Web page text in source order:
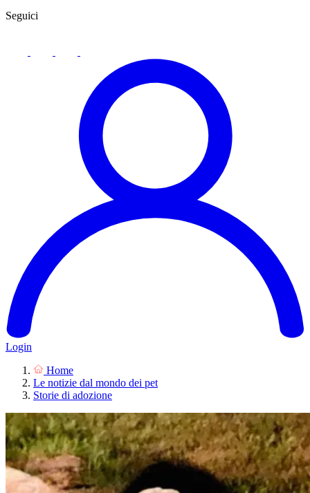
Seguici
Login
Home
Le notizie dal mondo dei pet
Storie di adozione